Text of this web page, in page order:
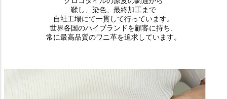
鞣し、染色、最終加工まで
自社工場にて一貫して行っています。
世界各国のハイブランドを顧客に持ち、
常に最高品質のワニ革を追求しています。